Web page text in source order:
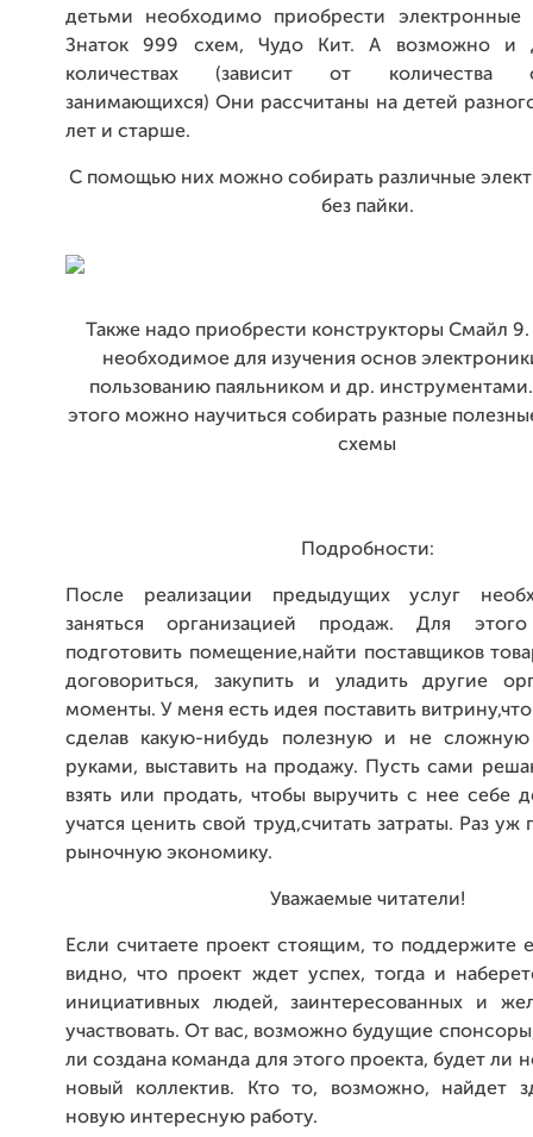
детьми необходимо приобрести электронные
Знаток 999 схем, Чудо Кит. А возможно и
количествах (зависит от количества
занимающихся) Они рассчитаны на детей
лет и старше.
С помощью них можно собирать различные
без пайки.
Также надо приобрести конструкторы Смайл 9.
необходимое для изучения основ
пользованию паяльником и др.
этого можно научиться собирать разные
схемы
Подробности:
После реализации предыдущих услуг
заняться организацией продаж. Для
подготовить помещение,найти поставщиков
договориться, закупить и уладить другие
моменты. У меня есть идея поставить
сделав какую-нибудь полезную и не
руками, выставить на продажу. Пусть сами
взять или продать, чтобы выручить с нее себе
учатся ценить свой труд,считать затраты. Раз
рыночную экономику.
Уважаемые читатели!
Если считаете проект стоящим, то поддержите
видно, что проект ждет успех, тогда и
инициативных людей, заинтересованных и
участвовать. От вас, возможно будущие
ли создана команда для этого проекта, будет ли
новый коллектив. Кто то, возможно, найдет
новую интересную работу.